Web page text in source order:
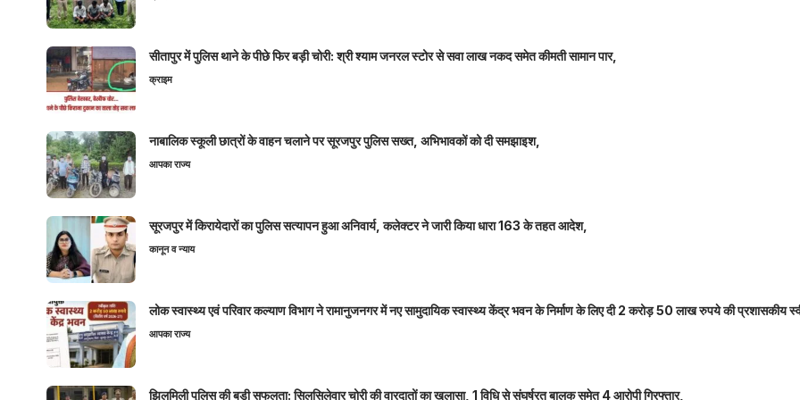
सीतापुर में पुलिस थाने के पीछे फिर बड़ी चोरी: श्री श्याम जनरल स्टोर से सवा लाख नकद समेत कीमती सामान पार,
क्राइम
नाबालिक स्कूली छात्रों के वाहन चलाने पर सूरजपुर पुलिस सख्त, अभिभावकों को दी समझाइश,
आपका राज्य
सूरजपुर में किरायेदारों का पुलिस सत्यापन हुआ अनिवार्य, कलेक्टर ने जारी किया धारा 163 के तहत आदेश,
कानून व न्याय
लोक स्वास्थ्य एवं परिवार कल्याण विभाग ने रामानुजनगर में नए सामुदायिक स्वास्थ्य केंद्र भवन के निर्माण के लिए दी 2 करोड़ 50 लाख रुपये की प्रशासकीय
आपका राज्य
झिलमिली पुलिस की बड़ी सफलता: सिलसिलेवार चोरी की वारदातों का खुलासा, 1 विधि से संघर्षरत बालक समेत 4 आरोपी गिरफ्तार,